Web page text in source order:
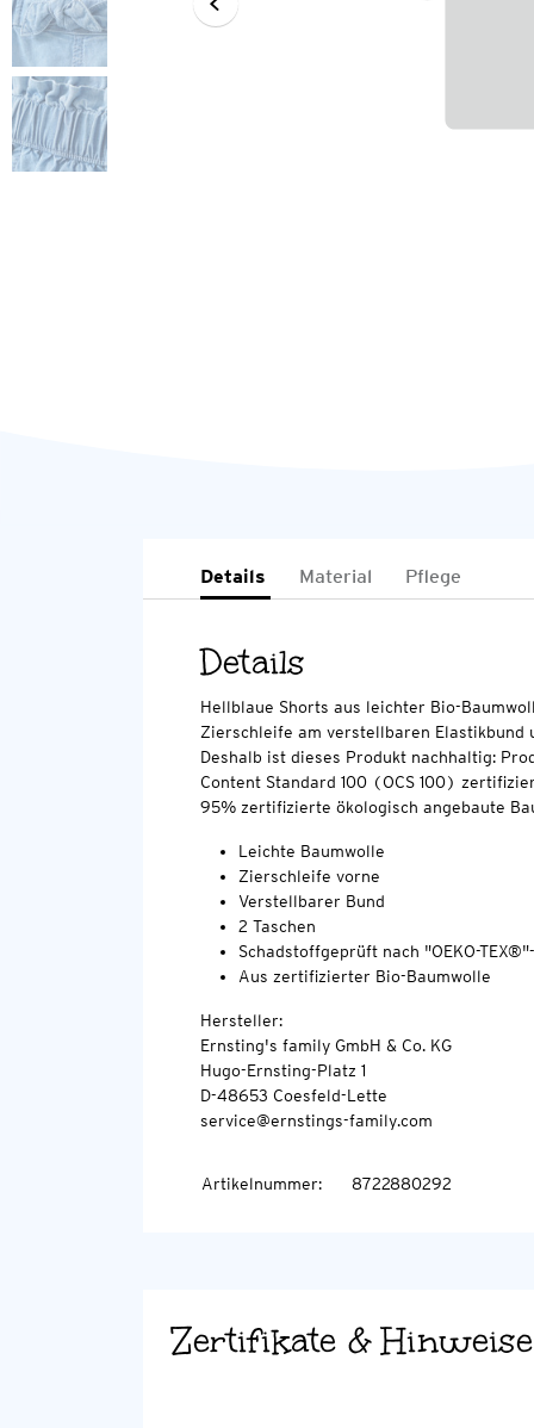
Details Material Pflege
Details
Hellblaue Shorts aus leichter Bio-
Zierschleife am verstellbaren Elastikbund
Deshalb ist dieses Produkt nachhaltig:
Content Standard 100 (OCS 100)
95% zertifizierte ökologisch angebaute
Leichte Baumwolle
Zierschleife vorne
Verstellbarer Bund
2 Taschen
Schadstoffgeprüft nach "OEKO-
Aus zertifizierter Bio-Baumwolle
Hersteller:
Ernsting's family GmbH & Co. KG
Hugo-Ernsting-Platz 1
D-48653 Coesfeld-Lette
service@ernstings-family.com
Artikelnummer: 8722880292
Zertifikate & Hinweise